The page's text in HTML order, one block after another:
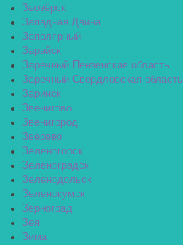
Заозёрск
Западная Двина
Заполярный
Зарайск
Заречный Пензенская область
Заречный Свердловская область
Заринск
Звенигово
Звенигород
Зверево
Зеленогорск
Зеленоградск
Зеленодольск
Зеленокумск
Зерноград
Зея
Зима